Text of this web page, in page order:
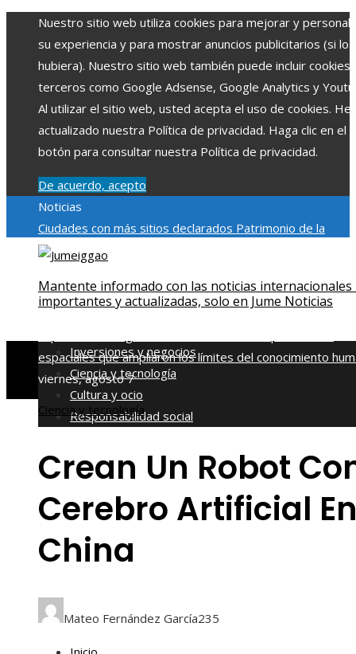
Nuestro sitio web utiliza cookies para mejorar y
su experiencia y para mostrar anuncios publicitarios (si los
hubiera). Nuestro sitio web también puede incluir cookies
terceros como Google Adsense, Google Analytics y
Al utilizar el sitio web, usted acepta el uso de cookies.
actualizado nuestra Política de privacidad. Haga clic en el
botón para consultar nuestra Política de privacidad.
De acuerdo, acepto
Noticias
Ciudades con más sitios declarados Patrimonio de la
Humanidad y su importancia
la inversión productiva y reducir la fragmentación
en Bosnia y Herzegovina
La gran depresión de 1929 y su
espaciales que ampliaron los límites del conocimiento
viernes, agosto 7
Mantente informado con las noticias internacionales
importantes y actualizadas, solo en Jume Noticias
Inversiones y negocios
Ciencia y tecnología
Cultura y ocio
Responsabilidad social
Ciencia y tecnología
Crean Un Robot
Cerebro Artificial
China
Mateo Fernández García235